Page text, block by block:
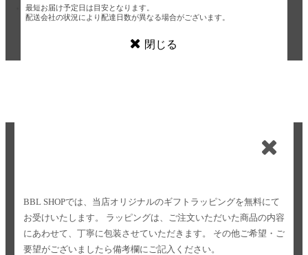
最短お届け予定日は目安となります。
配送会社の状況により配達日数が異なる場合がございます。
閉じる
BBL SHOPでは、当店オリジナルのギフトラッピングを無料にて
お受けいたします。
ラッピングは、ご注文いただいた商品の内容
にあわせて、丁寧に包装させていただきます。
その他ご希望・ご
要望がございましたら備考欄にご記入ください。